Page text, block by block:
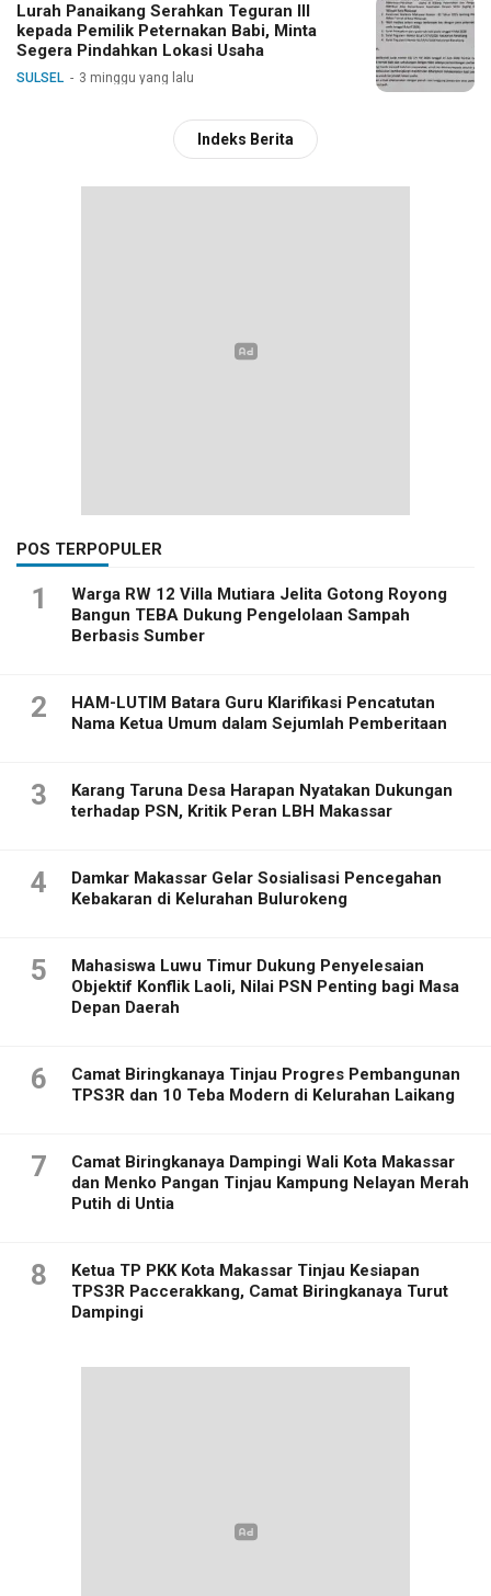
Lurah Panaikang Serahkan Teguran III
kepada Pemilik Peternakan Babi, Minta
Segera Pindahkan Lokasi Usaha
SULSEL 3 minggu yang lalu
Indeks Berita
POS TERPOPULER
1
Warga RW 12 Villa Mutiara Jelita Gotong Royong
Bangun TEBA Dukung Pengelolaan Sampah
Berbasis Sumber
2
HAM-LUTIM Batara Guru Klarifikasi Pencatutan
Nama Ketua Umum dalam Sejumlah Pemberitaan
3
Karang Taruna Desa Harapan Nyatakan Dukungan
terhadap PSN, Kritik Peran LBH Makassar
4
Damkar Makassar Gelar Sosialisasi Pencegahan
Kebakaran di Kelurahan Bulurokeng
5
Mahasiswa Luwu Timur Dukung Penyelesaian
Objektif Konflik Laoli, Nilai PSN Penting bagi Masa
Depan Daerah
6
Camat Biringkanaya Tinjau Progres Pembangunan
TPS3R dan 10 Teba Modern di Kelurahan Laikang
7
Camat Biringkanaya Dampingi Wali Kota Makassar
dan Menko Pangan Tinjau Kampung Nelayan Merah
Putih di Untia
8
Ketua TP PKK Kota Makassar Tinjau Kesiapan
TPS3R Paccerakkang, Camat Biringkanaya Turut
Dampingi